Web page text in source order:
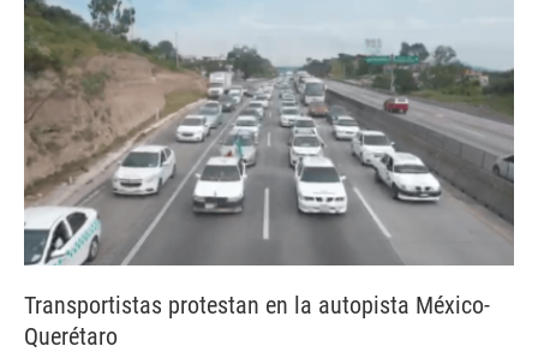
Transportistas protestan en la autopista México-
Querétaro